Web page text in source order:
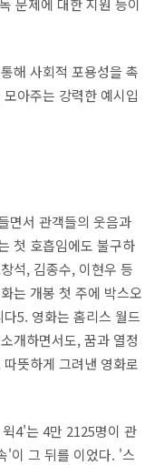
문제에 대한 지원 등이
해 사회적 포용성을 촉
아주는 강력한 예시입
면서 관객들의 웃음과
첫 호흡임에도 불구하
석, 김종수, 이현우 등
는 개봉 첫 주에 박스오
다5. 영화는 홈리스 월드
개하면서도,꿈과 열정
뜻하게 그려낸 영화로
4'는 4만 2125명이 관
'이 그 뒤를 이었다. '스